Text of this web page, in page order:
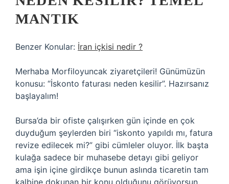
MANTIK
Benzer Konular: İran içkisi nedir ?
Merhaba Morfiloyuncak ziyaretçileri! Günümüzün
konusu: “İskonto faturası neden kesilir”. Hazırsanız
başlayalım!
Bursa’da bir ofiste çalışırken gün içinde en çok
duyduğum şeylerden biri “iskonto yapıldı mı, fatura
revize edilecek mi?” gibi cümleler oluyor. İlk başta
kulağa sadece bir muhasebe detayı gibi geliyor
ama işin içine girdikçe bunun aslında ticaretin tam
kalbine dokunan bir konu olduğunu görüyorsun.